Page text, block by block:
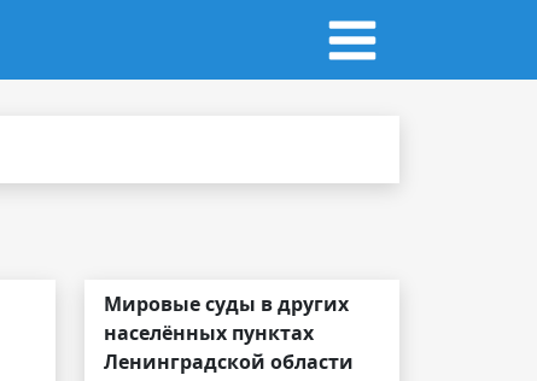
Мировые суды в других
населённых пунктах
Ленинградской области